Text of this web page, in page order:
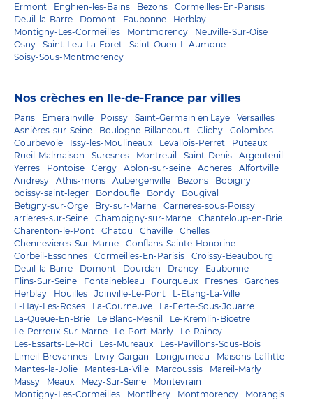
Ermont
Enghien-les-Bains Bezons
Cormeilles-En-Parisis
Deuil-la-Barre
Domont Eaubonne
Herblay
Montigny-Les-Cormeilles
Montmorency
Neuville-Sur-Oise
Osny
Saint-Leu-La-Foret
Saint-Ouen-L-Aumone
Soisy-Sous-Montmorency
Nos crèches en Ile-de-France par villes
Paris Emerainville Poissy Saint-Germain en Laye
Versailles
Asnières-sur-Seine
Boulogne-Billancourt Clichy
Colombes
Courbevoie
Issy-les-Moulineaux Levallois-Perret
Puteaux
Rueil-Malmaison
Suresnes Montreuil Saint-Denis
Argenteuil
Yerres
Pontoise Cergy Ablon-sur-seine Acheres
Alfortville
Andresy
Athis-mons Aubergenville Bezons
Bobigny
boissy-saint-leger
Bondoufle Bondy
Bougival
Betigny-sur-Orge
Bry-sur-Marne
Carrieres-sous-Poissy
arrieres-sur-Seine
Champigny-sur-Marne
Chanteloup-en-Brie
Charenton-le-Pont
Chatou Chaville
Chelles
Chennevieres-Sur-Marne
Conflans-Sainte-Honorine
Corbeil-Essonnes
Cormeilles-En-Parisis
Croissy-Beaubourg
Deuil-la-Barre
Domont Dourdan Drancy
Eaubonne
Flins-Sur-Seine
Fontainebleau Fourqueux Fresnes
Garches
Herblay
Houilles Joinville-Le-Pont
L-Etang-La-Ville
L-Hay-Les-Roses
La-Courneuve
La-Ferte-Sous-Jouarre
La-Queue-En-Brie
Le Blanc-Mesnil
Le-Kremlin-Bicetre
Le-Perreux-Sur-Marne
Le-Port-Marly
Le-Raincy
Les-Essarts-Le-Roi
Les-Mureaux
Les-Pavillons-Sous-Bois
Limeil-Brevannes
Livry-Gargan Longjumeau
Maisons-Laffitte
Mantes-la-Jolie
Mantes-La-Ville Marcoussis
Mareil-Marly
Massy
Meaux Mezy-Sur-Seine
Montevrain
Montigny-Les-Cormeilles
Montlhery Montmorency
Morangis